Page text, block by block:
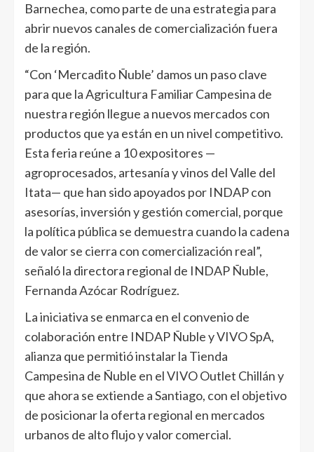
Barnechea, como parte de una estrategia para
abrir nuevos canales de comercialización fuera
de la región.
“Con ‘Mercadito Ñuble’ damos un paso clave
para que la Agricultura Familiar Campesina de
nuestra región llegue a nuevos mercados con
productos que ya están en un nivel competitivo.
Esta feria reúne a 10 expositores —
agroprocesados, artesanía y vinos del Valle del
Itata— que han sido apoyados por INDAP con
asesorías, inversión y gestión comercial, porque
la política pública se demuestra cuando la cadena
de valor se cierra con comercialización real”,
señaló la directora regional de INDAP Ñuble,
Fernanda Azócar Rodríguez.
La iniciativa se enmarca en el convenio de
colaboración entre INDAP Ñuble y VIVO SpA,
alianza que permitió instalar la Tienda
Campesina de Ñuble en el VIVO Outlet Chillán y
que ahora se extiende a Santiago, con el objetivo
de posicionar la oferta regional en mercados
urbanos de alto flujo y valor comercial.